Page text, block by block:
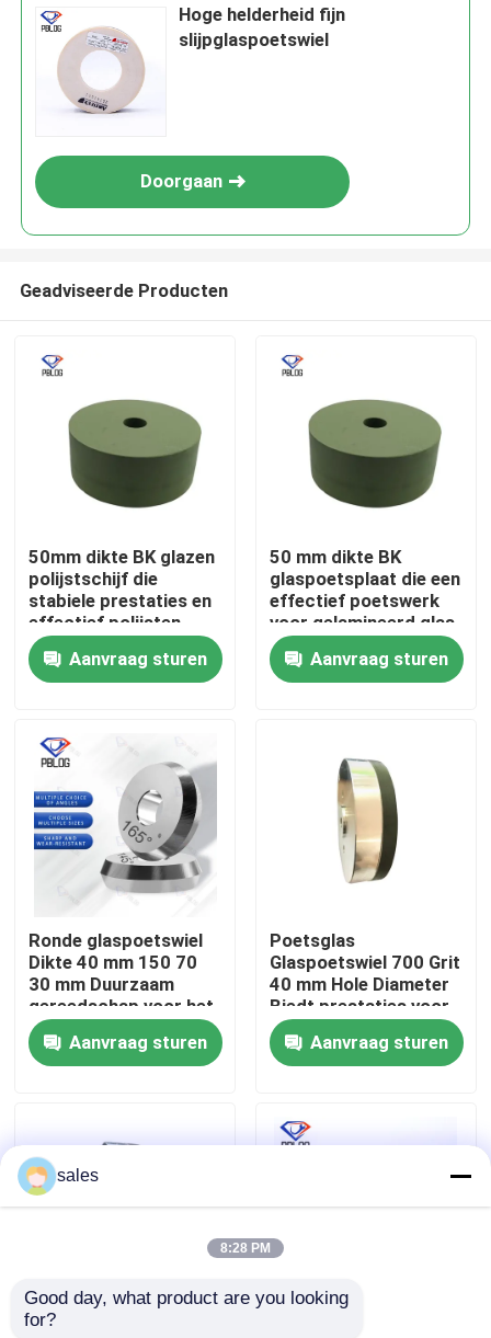
Producten
Over ons
Fabrieksreis
Kwaliteitscontrole
Contacteer ons
Vraag een offerte aan
diamant malend wiel
Gegalvaniseerd malend wiel
Hoge helderheid fijn
slijpglaspoetswiel
Doorgaan
Geadviseerde Producten
50mm dikte BK glazen
polijstschijf die
stabiele prestaties en
effectief polijsten
biedt voor diverse
glasmaterialen
Aanvraag sturen
50 mm dikte BK
glaspoetsplaat die een
effectief poetswerk
voor gelamineerd glas
biedt
Aanvraag sturen
Ronde glaspoetswiel
Dikte 40 mm 150 70
30 mm Duurzaam
gereedschap voor het
poetsen van
glasoppervlak en het
glad maken van randen
Aanvraag sturen
Poetsglas
Glaspoetswiel 700 Grit
40 mm Hole Diameter
Biedt prestaties voor
het poetsbehoeften
van het glasoppervlak
Aanvraag sturen
Witte harsglazen
sales
8:28 PM
Good day, what product are you looking
for?